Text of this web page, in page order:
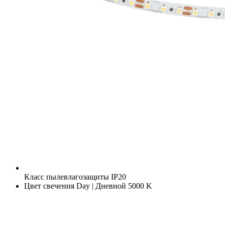
Класс пылевлагозащиты IP20
Цвет свечения Day | Дневной 5000 K